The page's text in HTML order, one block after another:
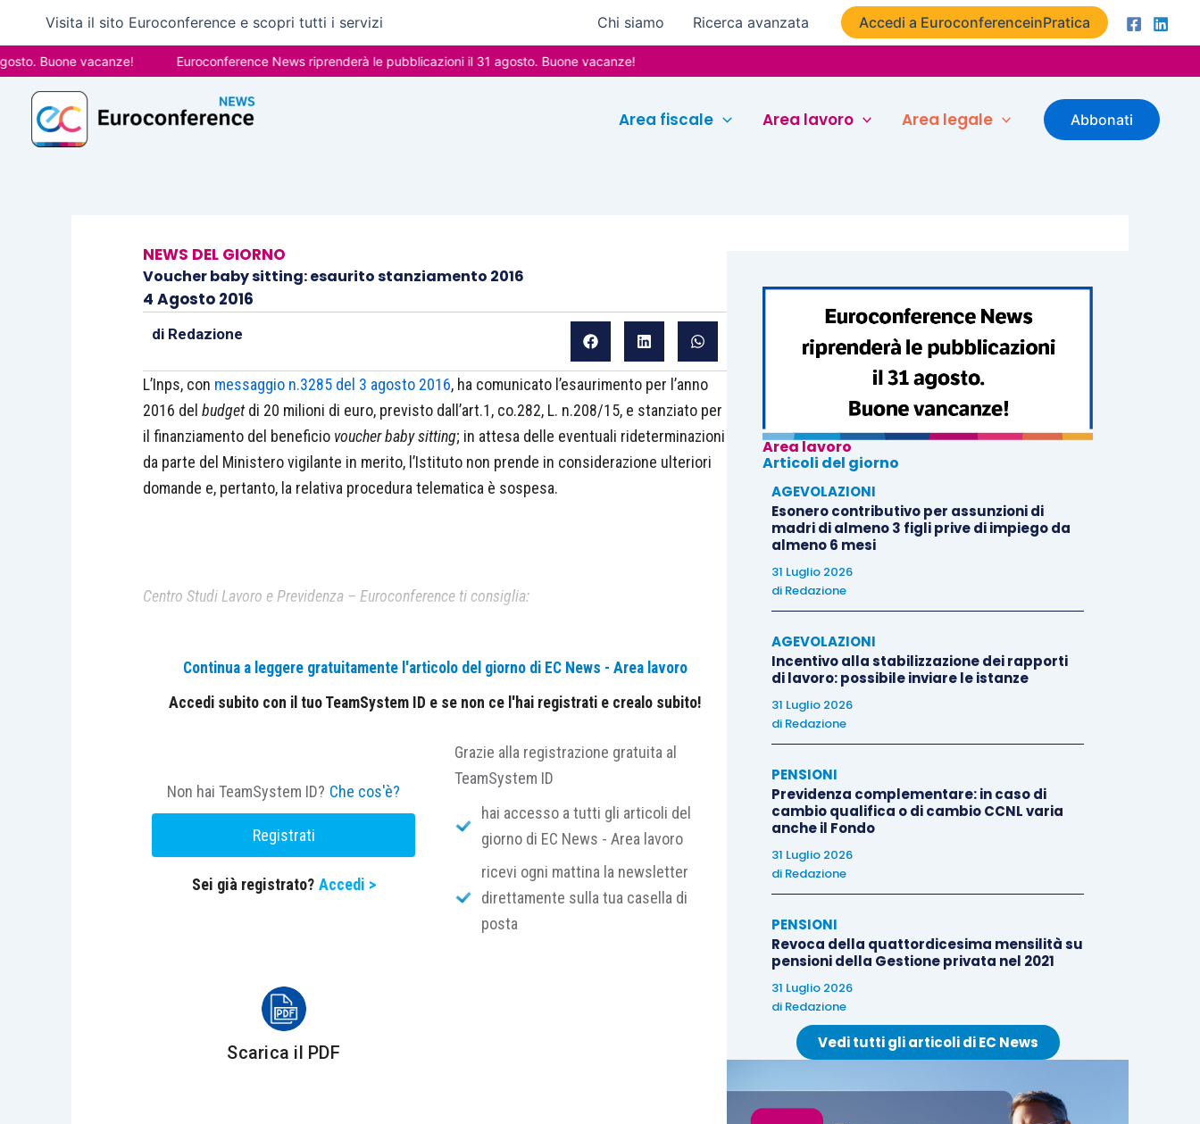
contenuto
Visita il sito Euroconference e scopri tutti i servizi Chi siamo Ricerca avanzata Accedi a EuroconferenceinPratica
vacanze! Euroconference News riprenderà le pubblicazioni il 31 agosto. Buone vacanze!
Area fiscale Area lavoro Area legale Abbonati
NEWS DEL GIORNO
Voucher baby sitting: esaurito stanziamento 2016
4 Agosto 2016
di Redazione
L’Inps, con messaggio n.3285 del 3 agosto 2016, ha comunicato l’esaurimento per l’anno
2016 del budgetdi 20 milioni di euro, previsto dall’art.1, co.282, L. n.208/15, e stanziato per
il finanziamento del beneficio voucher baby sitting; in attesa delle eventuali rideterminazioni
da parte del Ministero vigilante in merito, l’Istituto non prende in considerazione ulteriori
domande e, pertanto, la relativa procedura telematica è sospesa.
Centro Studi Lavoro e Previdenza – Euroconference ti consiglia:
Continua a leggere gratuitamente l'articolo del giorno di EC News - Area lavoro
Accedi subito con il tuo TeamSystem ID e se non ce l'hai registrati e crealo subito!
Non hai TeamSystem ID? Che cos'è?
Registrati
Sei già registrato? Accedi >
Grazie alla registrazione gratuita al
TeamSystem ID
hai accesso a tutti gli articoli del
giorno di EC News - Area lavoro
ricevi ogni mattina la newsletter
direttamente sulla tua casella di
posta
Scarica il PDF
Area lavoro
Articoli del giorno
AGEVOLAZIONI
Esonero contributivo per assunzioni di
madri di almeno 3 figli prive di impiego da
almeno 6 mesi
31 Luglio 2026
di Redazione
AGEVOLAZIONI
Incentivo alla stabilizzazione dei rapporti
di lavoro: possibile inviare le istanze
31 Luglio 2026
di Redazione
PENSIONI
Previdenza complementare: in caso di
cambio qualifica o di cambio CCNL varia
anche il Fondo
31 Luglio 2026
di Redazione
PENSIONI
Revoca della quattordicesima mensilità su
pensioni della Gestione privata nel 2021
31 Luglio 2026
di Redazione
Vedi tutti gli articoli di EC News